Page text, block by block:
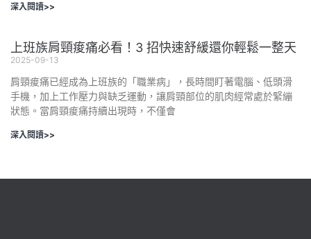
深入閱讀>>
上班族肩頸痠痛必看！3 招快速舒緩還你輕鬆一整天
2025-09-13
肩頸痠痛已經成為上班族的「職業病」，長時間盯著電腦、低頭滑
手機，加上工作壓力與缺乏運動，讓肩頸部位的肌肉經常處於緊繃
狀態。當肩頸痠痛持續出現時，不僅會
深入閱讀>>